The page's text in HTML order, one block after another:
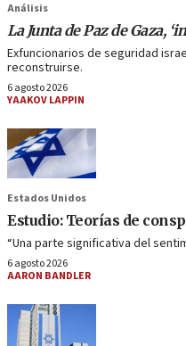
Análisis
La Junta de Paz de Gaza,
Exfuncionarios de seguridad
reconstruirse.
6 agosto 2026
YAAKOV LAPPIN
Estados Unidos
Estudio: Teorías de
“Una parte significativa del
6 agosto 2026
AARON BANDLER